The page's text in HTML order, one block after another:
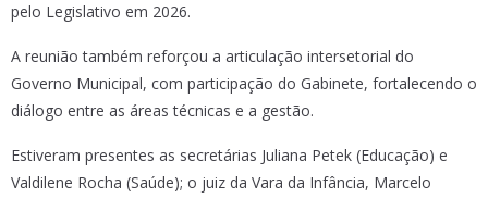
pelo Legislativo em 2026.
A reunião também reforçou a articulação intersetorial do
Governo Municipal, com participação do Gabinete, fortalecendo o
diálogo entre as áreas técnicas e a gestão.
Estiveram presentes as secretárias Juliana Petek (Educação) e
Valdilene Rocha (Saúde); o juiz da Vara da Infância, Marcelo